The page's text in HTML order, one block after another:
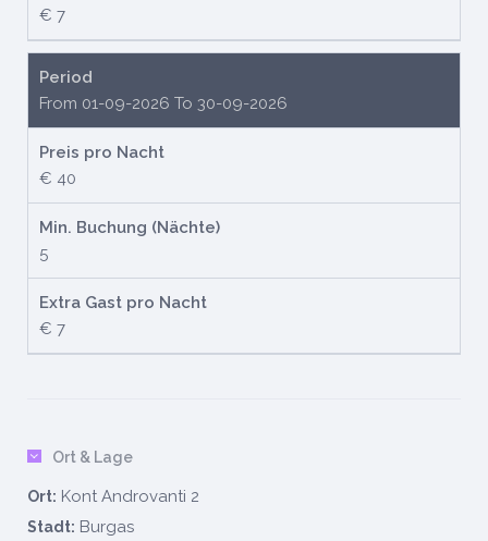
€ 7
Period
From 01-09-2026 To 30-09-2026
Preis pro Nacht
€ 40
Min. Buchung (Nächte)
5
Extra Gast pro Nacht
€ 7
Ort & Lage
Ort: Kont Androvanti 2
Stadt: Burgas